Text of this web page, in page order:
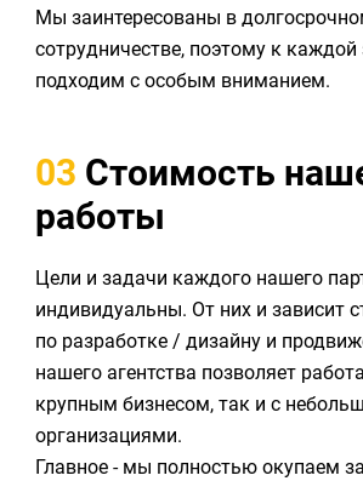
Мы заинтересованы в
сотрудничестве, поэтому к каждой
подходим с особым вниманием.
03 Стоимость
работы
Цели и задачи каждого нашего
индивидуальны. От них и зависит
по разработке / дизайну и
нашего агентства позволяет
крупным бизнесом, так и с
организациями.
Главное - мы полностью окупаем